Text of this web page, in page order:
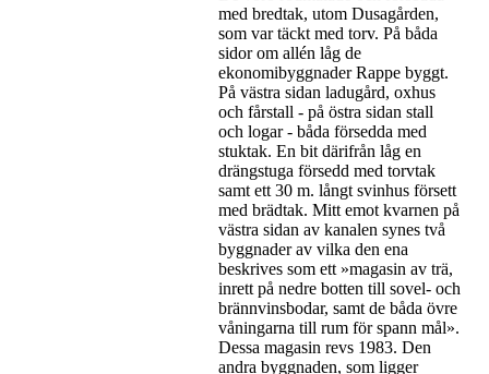
med bredtak, utom Dusagården,
som var täckt med torv. På båda
sidor om allén låg de
ekonomibyggnader Rappe byggt.
På västra sidan ladugård, oxhus
och fårstall - på östra sidan stall
och logar - båda försedda med
stuktak. En bit därifrån låg en
drängstuga försedd med torvtak
samt ett 30 m. långt svinhus försett
med brädtak. Mitt emot kvarnen på
västra sidan av kanalen synes två
byggnader av vilka den ena
beskrives som ett »magasin av trä,
inrett på nedre botten till sovel- och
brännvinsbodar, samt de båda övre
våningarna till rum för spann mål».
Dessa magasin revs 1983. Den
andra byggnaden, som ligger